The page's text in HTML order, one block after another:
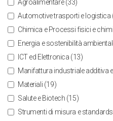
Agroalimentare (33)
Automotive trasporti e logistica
Chimica e Processi fisici e
Energia e sostenibilità
ICT ed Elettronica (13)
Manifattura industriale additiva
Materiali (19)
Salute e Biotech (15)
Strumenti di misura e standards